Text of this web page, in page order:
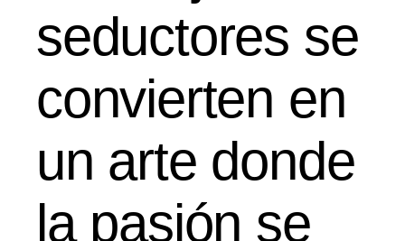
seductores se
convierten en
un arte donde
la pasión se